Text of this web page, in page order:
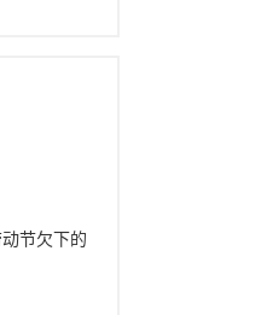
节欠下的